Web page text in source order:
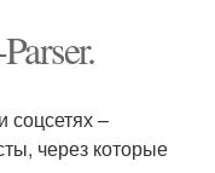
соцсетях –
через которые